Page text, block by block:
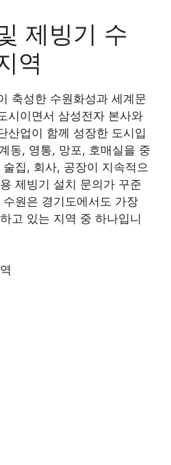
제빙기 수
역
축성한 수원화성과 세계문
시이면서 삼성전자 본사와
산업이 함께 성장한 도시입
동, 영통, 망포, 호매실을 중
집, 회사, 공장이 지속적으
제빙기 설치 문의가 꾸준
원은 경기도에서도 가장
고 있는 지역 중 하나입니